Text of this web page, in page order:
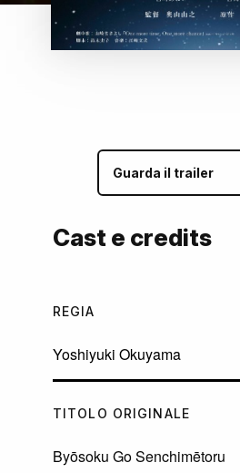
Guarda il trailer
Cast e credits
REGIA
Yoshiyuki Okuyama
TITOLO ORIGINALE
Byōsoku Go Senchimētoru